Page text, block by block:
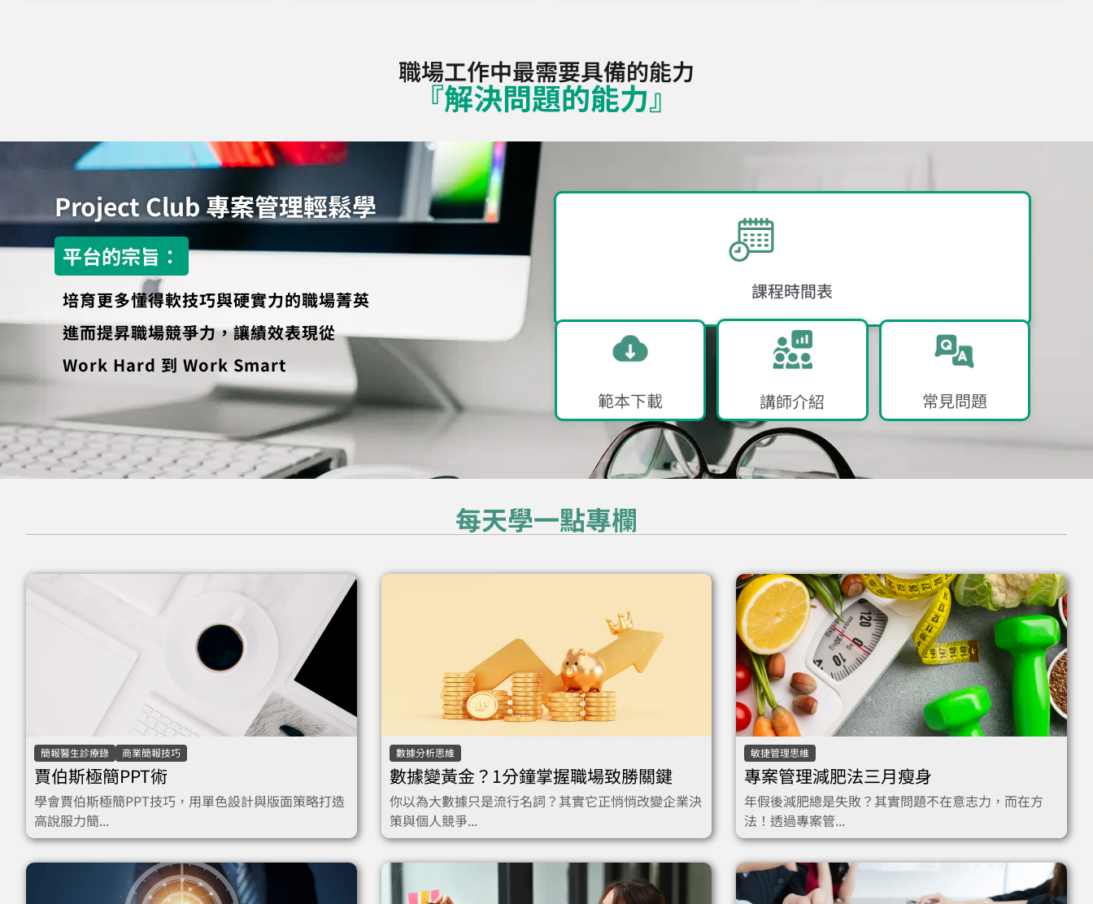
職場工作中最需要具備的能力
『解決問題的能力』
Project Club 專案管理輕鬆學
平台的宗旨：​
培育更多懂得軟技巧與硬實力的職場菁英
進而提昇職場競爭力，讓績效表現從
Work Hard 到 Work Smart
課程時間表​
範本下載​ 講師介紹​ 常見問題​
每天學一點專欄
簡報醫生診療錄 商業簡報技巧
賈伯斯極簡PPT術
學會賈伯斯極簡PPT技巧，用單色設計與版面策略打造
高說服力簡...
數據分析思維
數據變黃金？1分鐘掌握職場致勝關鍵
你以為大數據只是流行名詞？其實它正悄悄改變企業決
策與個人競爭...
敏捷管理思維
專案管理減肥法三月瘦身
年假後減肥總是失敗？其實問題不在意志力，而在方
法！透過專案管...